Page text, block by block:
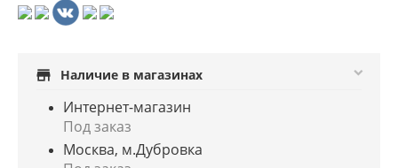
store Наличие в магазинах
Интернет-магазин
Под заказ
Москва, м.Дубровка